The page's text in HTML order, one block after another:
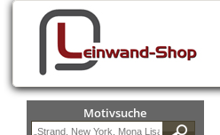
Motivsuche